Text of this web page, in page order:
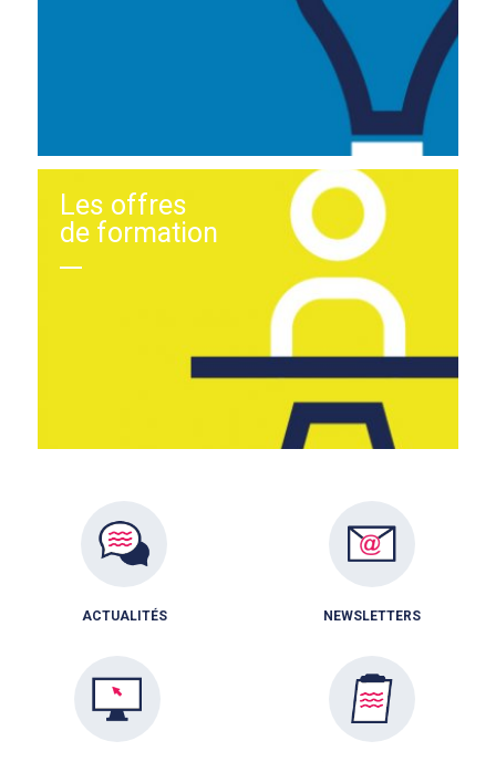
Les offres
de formation
ACTUALITÉS NEWSLETTERS